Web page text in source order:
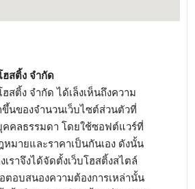
สติ้ง จำกัด
สติ้ง จำกัด ได้เล็งเห็นถึงความ
ขึ้นของจำนวนเว็บไซต์ส่วนตัวที่
คคลธรรมดา โดยใช้ซอฟต์แวร์ที่
มายและราคาเป็นกันเอง ดังนั้น
ราจึงได้จัดตั้งเว็บโฮสติ้งสไตล์
ตอบสนองความต้องการเหล่านั้น